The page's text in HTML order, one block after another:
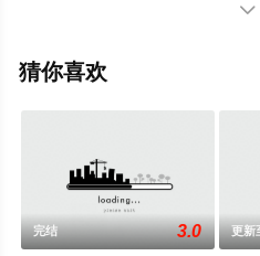
清无删减完整版动漫全集就上
猜你喜欢
完结 3.0 更新